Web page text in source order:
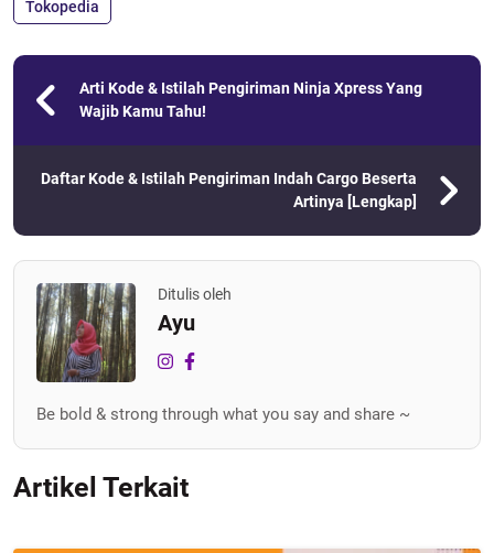
Tokopedia
Arti Kode & Istilah Pengiriman Ninja Xpress Yang
Wajib Kamu Tahu!
Daftar Kode & Istilah Pengiriman Indah Cargo Beserta
Artinya [Lengkap]
Ditulis oleh
Ayu
Be bold & strong through what you say and share ~
Artikel Terkait